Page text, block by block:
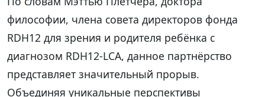
философии, члена совета директоров фонда
RDH12 для зрения и родителя ребёнка с
диагнозом RDH12-LCA, данное партнёрство
представляет значительный прорыв.
Объединяя уникальные перспективы